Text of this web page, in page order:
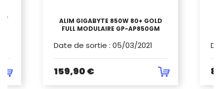
-
ALIM GIGABYTE 850W 80+ GOLD
FULL MODULAIRE GP-AP850GM
Date de sortie : 05/03/2021
159,90 €